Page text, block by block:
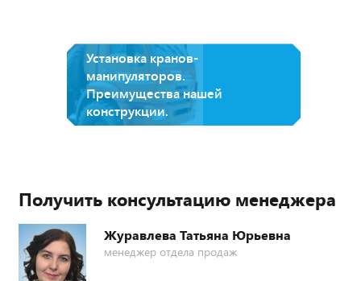
Установка кранов-
манипуляторов.
Преимущества нашей
конструкции.
Получить консультацию менеджера
Журавлева Татьяна Юрьевна
менеджер отдела продаж